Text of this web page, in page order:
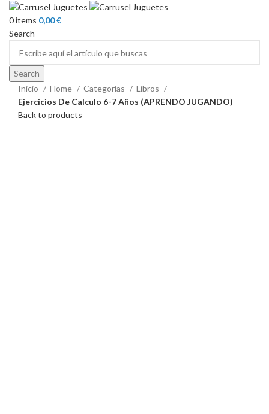
0items 0,00€
Search
Search
Inicio
Home Categorías
Libros
Ejercicios De Calculo 6-7 Años (APRENDO JUGANDO)
Back to products